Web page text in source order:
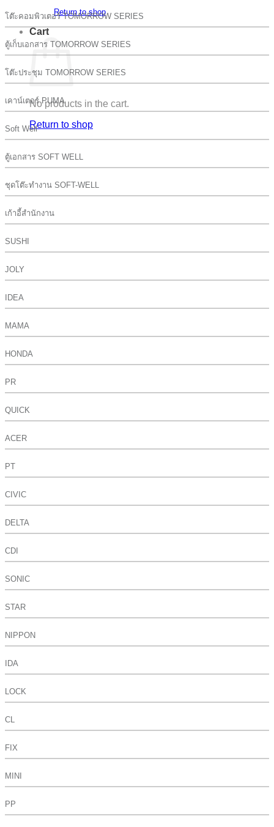
Return to shop
Cart
No products in the cart.
Return to shop
โต๊ะคอมพิวเตอร์ TOMORROW SERIES
ตู้เก็บเอกสาร TOMORROW SERIES
โต๊ะประชุม TOMORROW SERIES
เคาน์เตอร์ PUMA
Soft Well
ตู้เอกสาร SOFT WELL
ชุดโต๊ะทำงาน SOFT-WELL
เก้าอี้สำนักงาน
SUSHI
JOLY
IDEA
MAMA
HONDA
PR
QUICK
ACER
PT
CIVIC
DELTA
CDI
SONIC
STAR
NIPPON
IDA
LOCK
CL
FIX
MINI
PP